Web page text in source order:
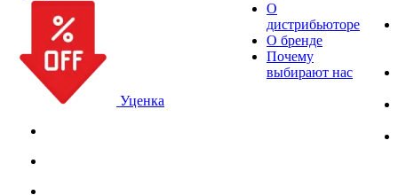
Уценка
О
дистрибьюторе
О бренде
Почему
выбирают нас